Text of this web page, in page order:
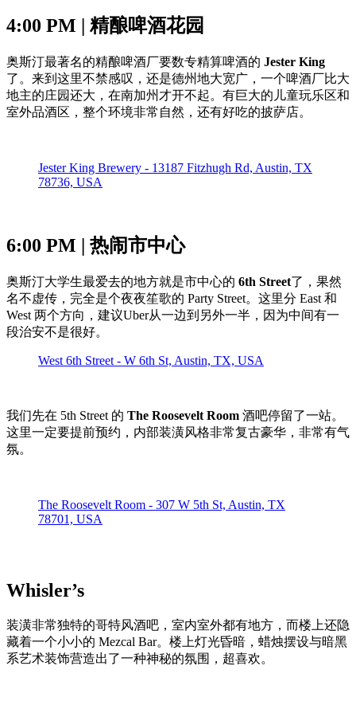
4:00 PM | 精酿啤酒花园
奥斯汀最著名的精酿啤酒厂要数专精算啤酒的 Jester King
了。来到这里不禁感叹，还是德州地大宽广，一个啤酒厂比大
地主的庄园还大，在南加州才开不起。有巨大的儿童玩乐区和
室外品酒区，整个环境非常自然，还有好吃的披萨店。
Jester King Brewery - 13187 Fitzhugh Rd, Austin, TX
78736, USA
6:00 PM | 热闹市中心
奥斯汀大学生最爱去的地方就是市中心的 6th Street了，果然
名不虚传，完全是个夜夜笙歌的 Party Street。这里分 East 和
West 两个方向，建议Uber从一边到另外一半，因为中间有一
段治安不是很好。
West 6th Street - W 6th St, Austin, TX, USA
我们先在 5th Street 的 The Roosevelt Room 酒吧停留了一站。
这里一定要提前预约，内部装潢风格非常复古豪华，非常有气
氛。
The Roosevelt Room - 307 W 5th St, Austin, TX
78701, USA
Whisler’s
装潢非常独特的哥特风酒吧，室内室外都有地方，而楼上还隐
藏着一个小小的 Mezcal Bar。楼上灯光昏暗，蜡烛摆设与暗黑
系艺术装饰营造出了一种神秘的氛围，超喜欢。